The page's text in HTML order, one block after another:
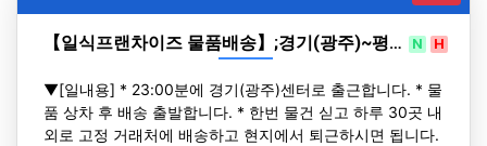
【일식프랜차이즈 물품배송】;경기(광주)~평… N H
▼[일내용] * 23:00분에 경기(광주)센터로 출근합니다. * 물
품 상차 후 배송 출발합니다. * 한번 물건 싣고 하루 30곳 내
외로 고정 거래처에 배송하고 현지에서 퇴근하시면 됩니다.